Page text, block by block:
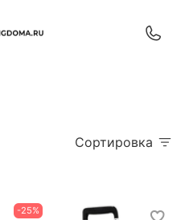
Сортировка
-25%